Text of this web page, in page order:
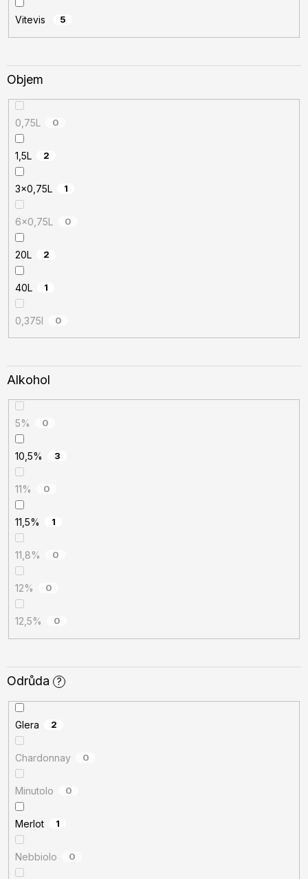
Vitevis 5
Objem
0,75L 0
1,5L 2
3x0,75L 1
6x0,75L 0
20L 2
40L 1
0,375l 0
Alkohol
5% 0
10,5% 3
11% 0
11,5% 1
11,8% 0
12% 0
12,5% 0
Odrůda ?
Glera 2
Chardonnay 0
Minutolo 0
Merlot 1
Nebbiolo 0